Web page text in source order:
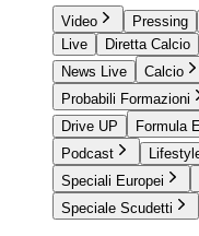
Video Pressing
Live
Diretta Calcio
News Live
Calcio
Probabili Formazioni
Drive UP
Formula
Podcast
Speciali Europei
Speciale Scudetti